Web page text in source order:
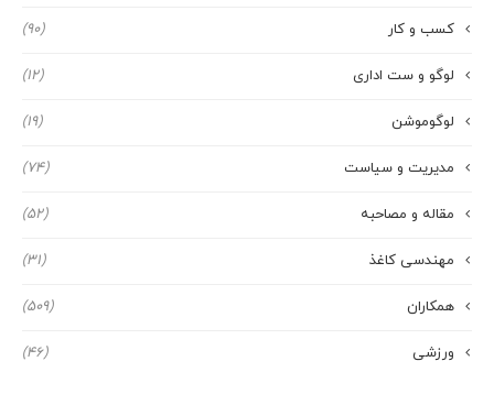
کسب و کار (90)
لوگو و ست اداری (12)
لوگوموشن (19)
مدیریت و سیاست (74)
مقاله و مصاحبه (52)
مهندسی کاغذ (31)
همکاران (509)
ورزشی (46)